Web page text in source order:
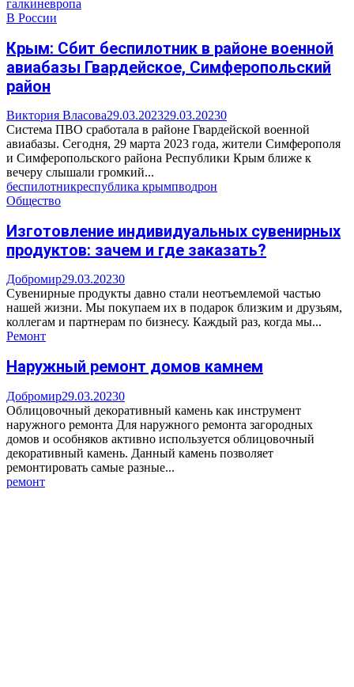
галкиневропа
В России
Крым: Сбит беспилотник в районе военной
авиабазы Гвардейское, Симферопольский
район
Виктория Власова29.03.202329.03.20230
Система ПВО сработала в районе Гвардейской военной
авиабазы. Сегодня, 29 марта 2023 года, жители Симферополя
и Симферопольского района Республики Крым ближе к
вечеру слышали громкий...
беспилотникреспублика крымпводрон
Общество
Изготовление индивидуальных сувенирных
продуктов: зачем и где заказать?
Добромир29.03.20230
Сувенирные продукты давно стали неотъемлемой частью
нашей жизни. Мы покупаем их в подарок близким и друзьям,
коллегам и партнерам по бизнесу. Каждый раз, когда мы...
Ремонт
Наружный ремонт домов камнем
Добромир29.03.20230
Облицовочный декоративный камень как инструмент
наружного ремонта Для наружного ремонта загородных
домов и особняков активно используется облицовочный
декоративный камень. Данный камень позволяет
ремонтировать самые разные...
ремонт